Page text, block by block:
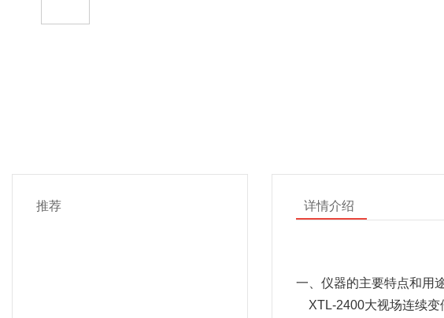
推荐 详情介绍
一、仪器的主要特点和用
XTL-2400大视场连续变